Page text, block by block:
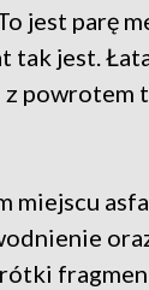
jest parę
tak jest.
z powrotem
miejscu